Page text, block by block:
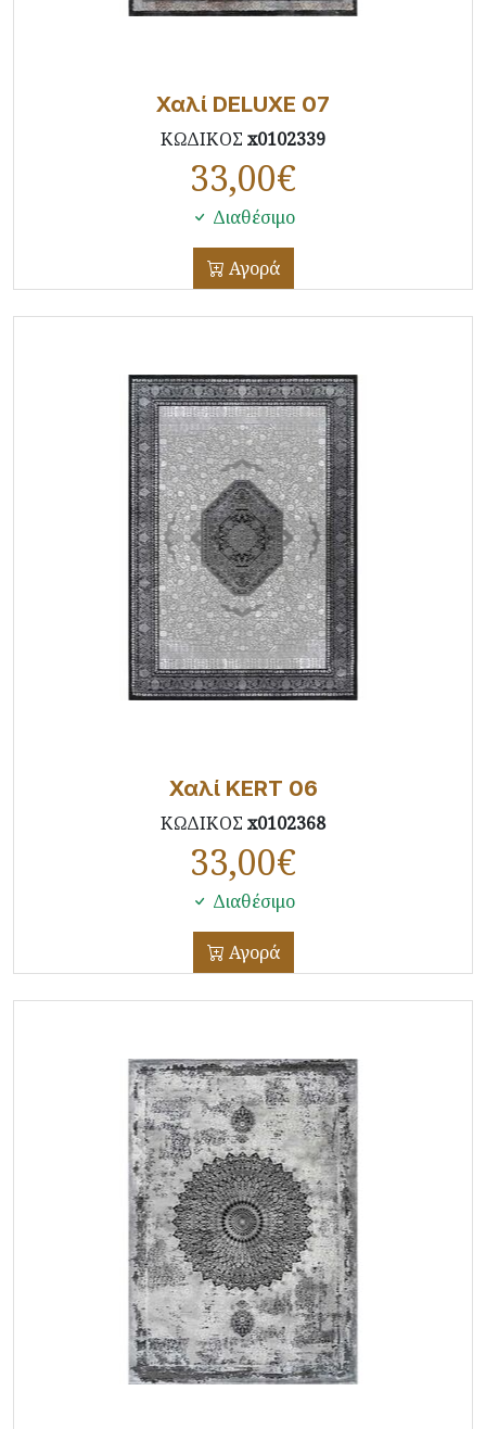
Χαλί DELUXE 07
ΚΩΔΙΚΟΣ x0102339
33,00€
Διαθέσιμο
Αγορά
Χαλί KERT 06
ΚΩΔΙΚΟΣ x0102368
33,00€
Διαθέσιμο
Αγορά